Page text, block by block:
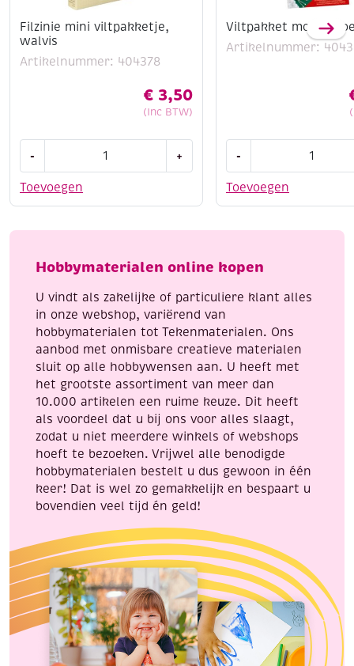
Filzinie mini viltpakketje,
walvis
Artikelnummer: 404378
€ 3,50
(Inc BTW)
Toevoegen
-
viltpakketje,
+
Viltpakket mobiel
Artikelnummer:
Toevoegen
-
voertuigen
Hobbymaterialen online kopen
U vindt als zakelijke of particuliere klant alles
in onze webshop, variërend van
hobbymaterialen tot Tekenmaterialen. Ons
aanbod met onmisbare creatieve materialen
sluit op alle hobbywensen aan. U heeft met
het grootste assortiment van meer dan
10.000 artikelen een ruime keuze. Dit heeft
als voordeel dat u bij ons voor alles slaagt,
zodat u niet meerdere winkels of webshops
hoeft te bezoeken. Vrijwel alle benodigde
hobbymaterialen bestelt u dus gewoon in één
keer! Dat is wel zo gemakkelijk en bespaart u
bovendien veel tijd én geld!